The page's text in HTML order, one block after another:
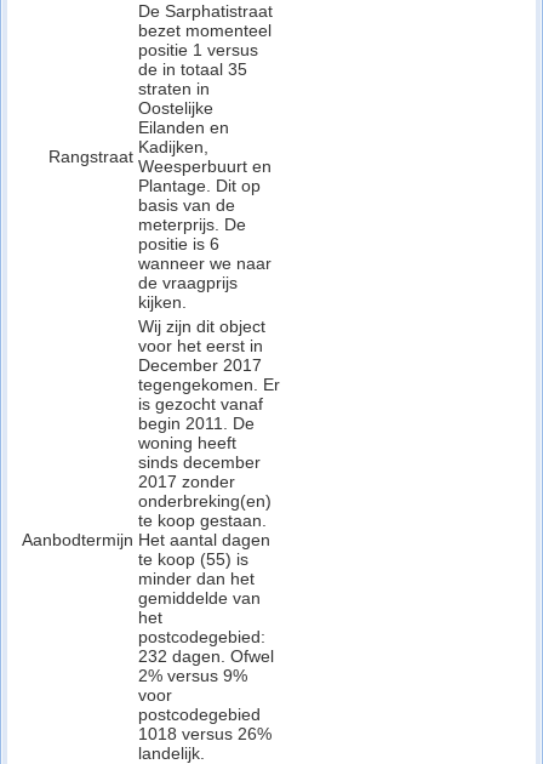
Rangstraat
De Sarphatistraat
bezet momenteel
positie 1 versus
de in totaal 35
straten in
Oostelijke
Eilanden en
Kadijken,
Weesperbuurt en
Plantage. Dit op
basis van de
meterprijs. De
positie is 6
wanneer we naar
de vraagprijs
kijken.
Aanbodtermijn
Wij zijn dit object
voor het eerst in
December 2017
tegengekomen. Er
is gezocht vanaf
begin 2011. De
woning heeft
sinds december
2017 zonder
onderbreking(en)
te koop gestaan.
Het aantal dagen
te koop (55) is
minder dan het
gemiddelde van
het
postcodegebied:
232 dagen. Ofwel
2% versus 9%
voor
postcodegebied
1018 versus 26%
landelijk.